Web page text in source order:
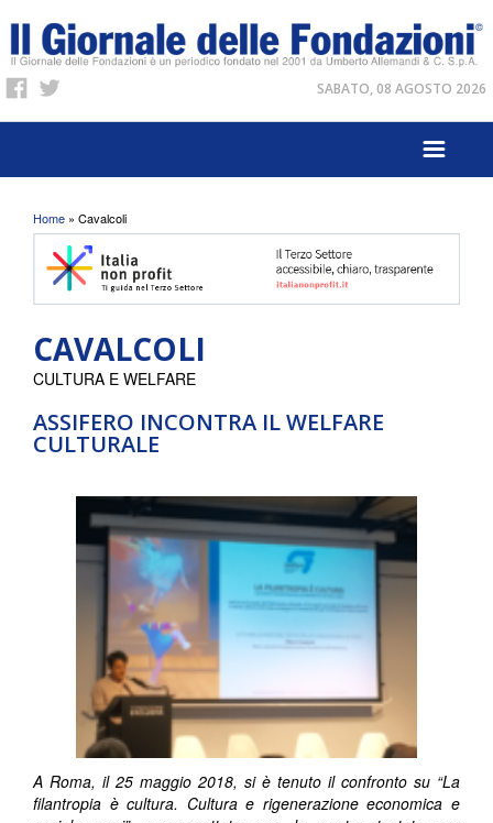
SABATO, 08 AGOSTO 2026
Tu sei qui
Home » Cavalcoli
CAVALCOLI
ASSIFERO INCONTRA IL WELFARE
CULTURALE
CULTURA E WELFARE
A Roma, il 25 maggio 2018, si è tenuto il confronto su “La
filantropia è cultura. Cultura e rigenerazione economica e